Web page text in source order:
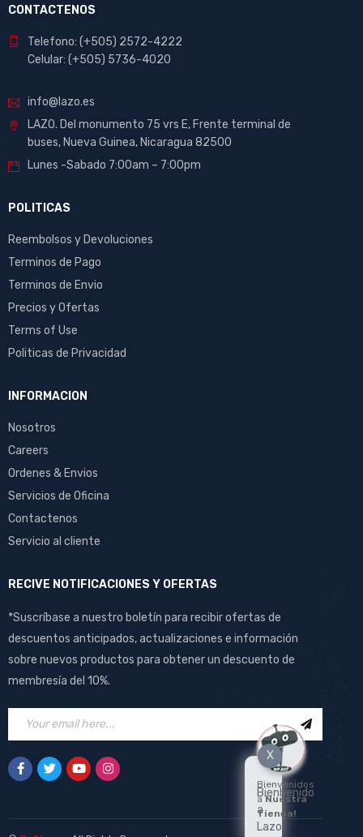
CONTACTENOS
Telefono: (+505) 2572-4222
Celular: (+505) 5736-4020
info@lazo.es
LAZO. Del monumento 75 vrs E, Frente terminal de
buses, Nueva Guinea, Nicaragua 82500
Lunes -Sabado 7:00am – 7:00pm
POLITICAS
Reembolsos y Devoluciones
Terminos de Pago
Terminos de Envio
Precios y Ofertas
Terms of Use
Politicas de Privacidad
INFORMACION
Nosotros
Careers
Ordenes & Envios
Servicios de Oficina
Contactenos
Servicio al cliente
RECIVE NOTIFICACIONES Y OFERTAS
*Suscríbase a nuestro boletín para recibir ofertas de
descuentos anticipados, actualizaciones e información
sobre nuevos productos para obtener un descuento de
membresía del 10%.
X
Bienvenidos
aNuestra
Tienda!
Bienbenido
a
Lazo